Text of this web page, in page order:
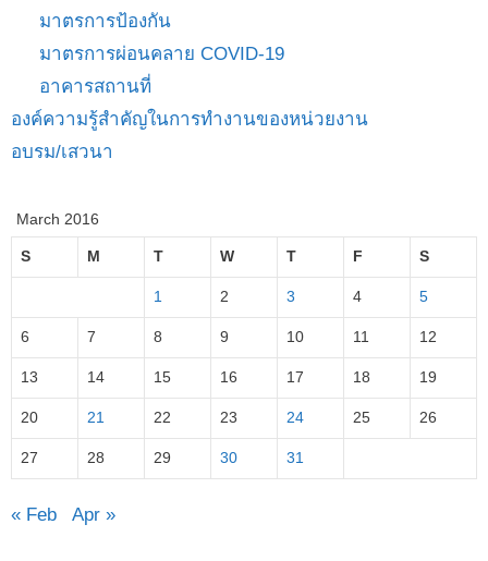
มาตรการป้องกัน
มาตรการผ่อนคลาย COVID-19
อาคารสถานที่
องค์ความรู้สำคัญในการทำงานของหน่วยงาน
อบรม/เสวนา
March 2016
S M T W T F S
1 2 3 4 5
6 7 8 9 10 11 12
13 14 15 16 17 18 19
20 21 22 23 24 25 26
27 28 29 30 31
« Feb Apr »